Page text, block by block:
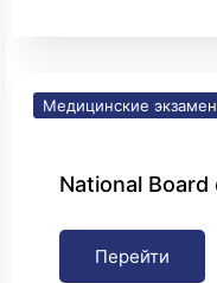
Медицинские
National
Перейти